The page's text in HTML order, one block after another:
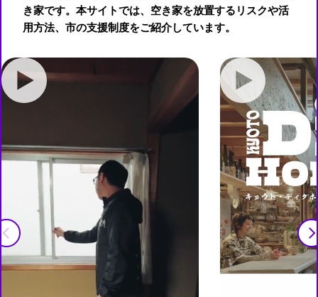
き家です。本サイトでは、空き家を放置するリスクや活
用方法、市の支援制度をご紹介しています。